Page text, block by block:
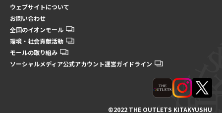
ウェブサイトについて
お問い合わせ
全国のイオンモール
環境・社会貢献活動
モールの取り組み
ソーシャルメディア公式アカウント運営ガイドライン
©2022 THE OUTLETS KITAKYUSHU